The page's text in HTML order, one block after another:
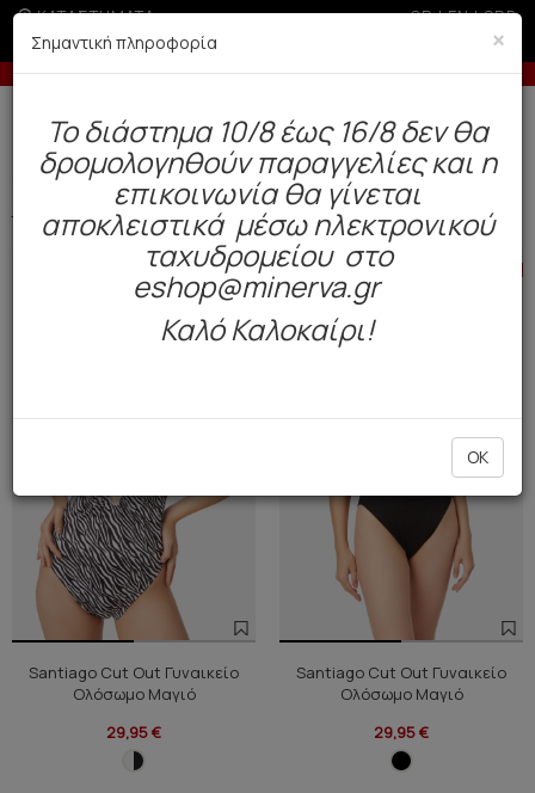
ΚΑΤΑΣΤΗΜΑΤΑ GR|EN|SRB
Έως 3 άτοκες δόσεις με πιστωτική άνω των 50€ -5%
Δωρεάν αποστολή άνω των 49€. Παράδοση σε 3-5 εργάσιμες.
BAZAAR Γυναίκα
Μαγιό (12)
Φίλτρα
ΤΑΞΙΝΟΜΗΣΗ ΑΝΑ
HOT OFFER
Santiago Cut Out Γυναικείο
Ολόσωμο Μαγιό
29,95 €
Santiago Cut Out Γυναικείο
Ολόσωμο Μαγιό
29,95 €
×
Σημαντική πληροφορία
To διάστημα 10/8 έως 16/8 δεν θα
δρομολογηθούν παραγγελίες και η
επικοινωνία θα γίνεται
αποκλειστικά μέσω ηλεκτρονικού
ταχυδρομείου στο
eshop@minerva.gr
Καλό Καλοκαίρι!
OK